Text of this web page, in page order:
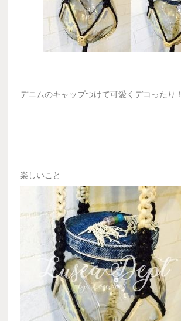
デニムのキャップつけて可愛くデコったり！
楽しいこと